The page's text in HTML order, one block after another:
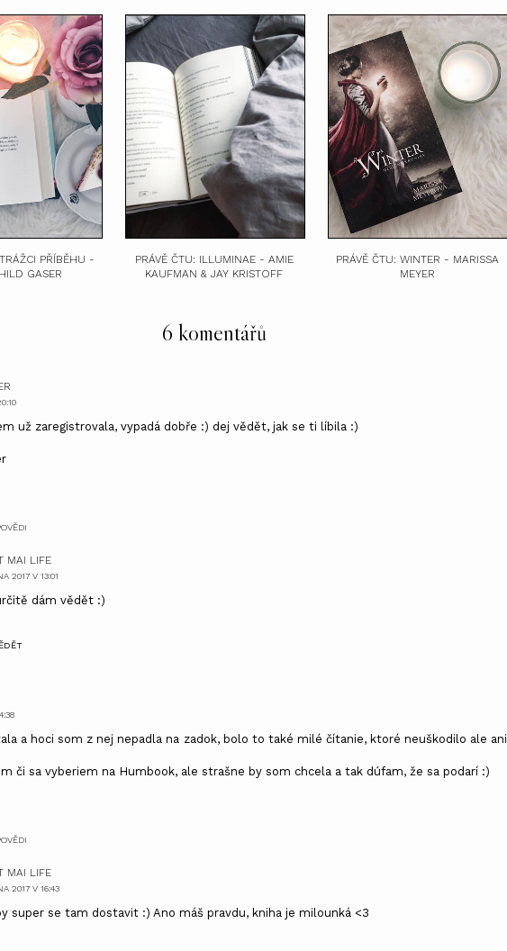
PŘÍBĚHU -
GASER
PRÁVĚ ČTU: ILLUMINAE - AMIE
KAUFMAN & JAY KRISTOFF
PRÁVĚ ČTU: WINTER - MARISSA
MEYER
6 komentářů
už zaregistrovala, vypadá dobře :) dej vědět, jak se ti líbila :)
MAI LIFE
2017 V 13:01
dám vědět :)
a hoci som z nej nepadla na zadok, bolo to také milé čítanie, ktoré neuškodilo ale ani
či sa vyberiem na Humbook, ale strašne by som chcela a tak dúfam, že sa podarí :)
MAI LIFE
2017 V 16:43
super se tam dostavit :) Ano máš pravdu, kniha je milounká <3